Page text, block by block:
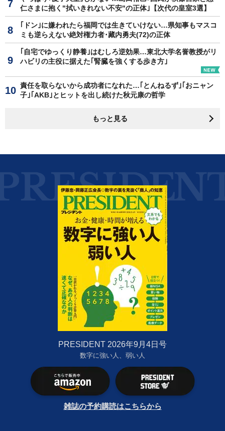
仁さまに抱く"拭いきれない不安"の正体｣【次代の皇室3選】
｢ドン｣に嫌われたら福岡では生きていけない…県知事もマスコ
ミも逆らえない絶対権力者･藏内勇夫(72)の正体
｢自宅でゆっくり静養｣はむしろ逆効果…東北大学名誉教授がリ
ハビリの主役に据えた｢腎臓を強くする歩き方｣
責任を取らないから成功者になれた…｢とんねるず｣｢おニャン
子｣｢AKB｣とヒットを出し続けた秋元康の哲学
もっと見る
PRESIDENT 2026年9月4日号
数字に強い人、弱い人
雑誌の予約購読はこちらから